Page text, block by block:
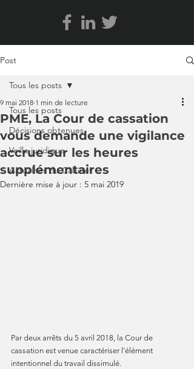
Post
Tous les posts
Décisions obtenues
Veille juridique
Actualités du Cabinet
Tous les posts
PME, La Cour de cassation
vous demande une vigilance
accrue sur les heures
supplémentaires
9 mai 2018 1 min de lecture
Dernière mise à jour : 5 mai 2019
Par deux arrêts du 5 avril 2018, la Cour de
cassation est venue caractériser l'élément
intentionnel du travail dissimulé.